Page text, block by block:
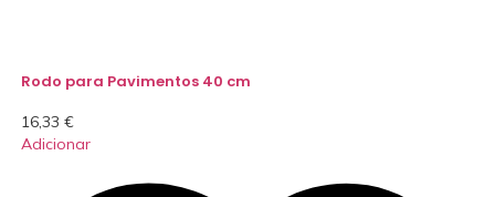
Rodo para Pavimentos 40 cm
16,33 €
Adicionar